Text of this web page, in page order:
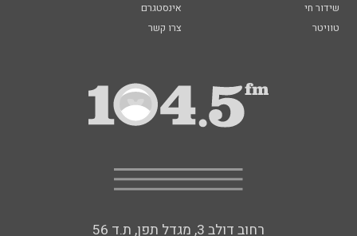
שידור חי
אינסטגרם
טוויטר
צרו קשר
רחוב דולב 3, מגדל תפן, ת.ד 56